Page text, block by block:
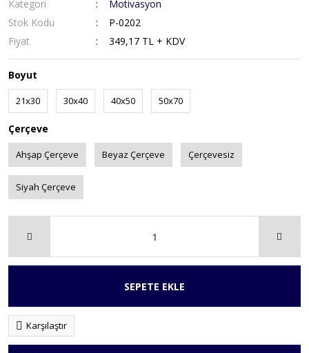
Kategori
Motivasyon
Stok Kodu
P-0202
Fiyat
349,17 TL + KDV
Boyut
21x30 30x40 40x50 50x70
Çerçeve
Ahşap Çerçeve Beyaz Çerçeve Çerçevesiz
Siyah Çerçeve
SEPETE EKLE
Karşılaştır